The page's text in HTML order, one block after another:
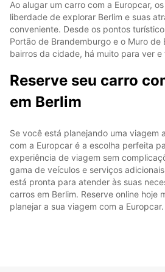
Ao alugar um carro com a Europcar,
liberdade de explorar Berlim e suas
conveniente. Desde os pontos
Portão de Brandemburgo e o Muro de
bairros da cidade, há muito para ver
Reserve seu carro
em Berlim
Se você está planejando uma viagem
com a Europcar é a escolha perfeita
experiência de viagem sem
gama de veículos e serviços
está pronta para atender às suas
carros em Berlim. Reserve online hoje
planejar a sua viagem com a Europcar.